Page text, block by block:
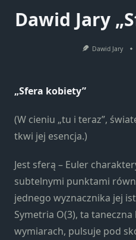
Dawid Jary
Dawid Jary
„Sfera kobiety”
(W cieniu „tu i teraz”,
tkwi jej esencja.)
Jest sferą – Euler
subtelnymi punktami
jednego wyznacznika jej
Symetria O(3), ta
wymiarach, pulsuje pod